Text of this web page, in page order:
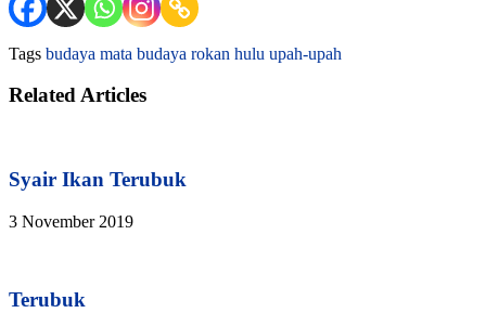
Tags budaya mata budaya rokan hulu upah-upah
Related Articles
Syair Ikan Terubuk
3 November 2019
Terubuk